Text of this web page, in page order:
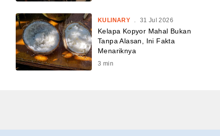
KULINARY 31 Jul 2026
Kelapa Kopyor Mahal Bukan
Tanpa Alasan, Ini Fakta
Menariknya
3 min